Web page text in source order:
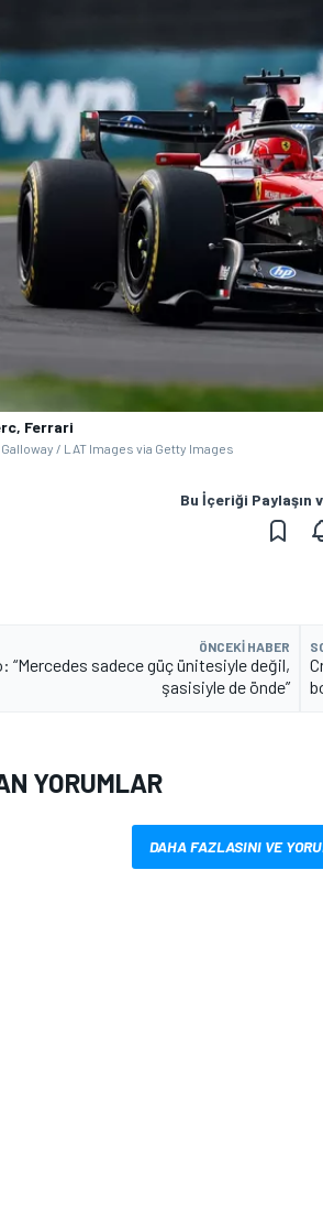
Ferrari
/ LAT Images via Getty Images
Bu İçeriği Paylaşın
ÖNCEKI HABER
“Mercedes sadece güç ünitesiyle değil,
şasisiyle de önde”
YORUMLAR
DAHA FAZLASINI VE